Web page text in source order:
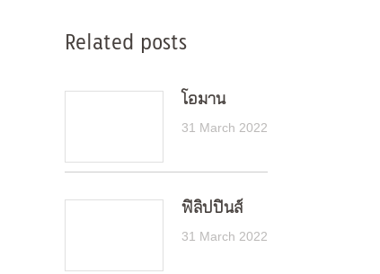
Related posts
โอมาน
31 March 2022
ฟิลิปปินส์
31 March 2022